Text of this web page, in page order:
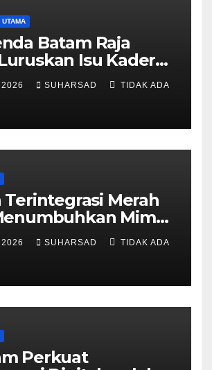
UTAMA
Batam Raja
Isu Kader
RW: Bukan Petugas
Hanya
untuk Digitalisasi
SUHARSAD TIDAK ADA
Terintegrasi Merah
Mimpi
Rempang-Galang
SUHARSAD TIDAK ADA
Perkuat